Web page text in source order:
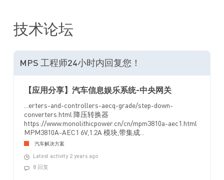
技术论坛
MPS 工程师24小时内回复您！
【应用分享】汽车信息娱乐系统-中央网关
...erters-and-controllers-aecq-grade/step-down-
converters.html 降压转换器
https://www.monolithicpower.cn/cn/mpm3810a-aec1.html
MPM3810A-AEC1 6V,1.2A 模块,带集成...
汽车解决方案
Latest activity 2 years ago
8 回复